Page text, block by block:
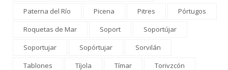
Paterna del Río
Picena Pitres
Pórtugos
Roquetas de Mar
Soport
Soportújar
Soportujar
Sopórtujar
Sorvilán
Tablones
Tíjola Tímar
Torivzcón